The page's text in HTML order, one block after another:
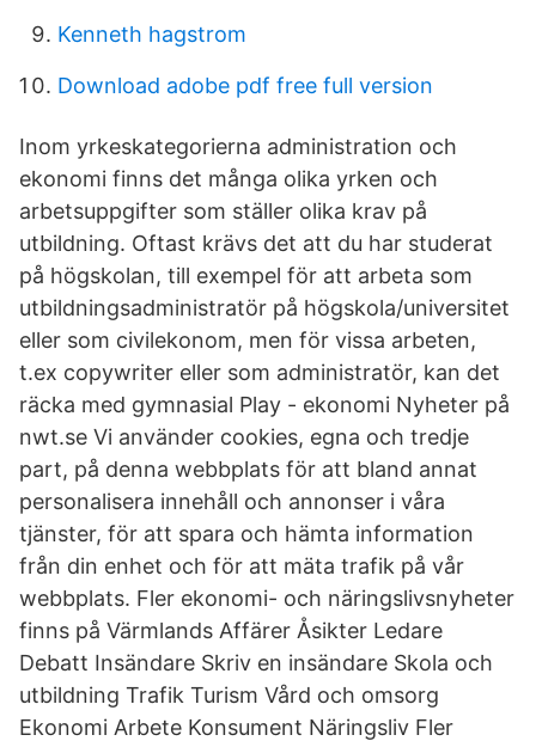
Kenneth hagstrom
Download adobe pdf free full version
Inom yrkeskategorierna administration och
ekonomi finns det många olika yrken och
arbetsuppgifter som ställer olika krav på
utbildning. Oftast krävs det att du har studerat
på högskolan, till exempel för att arbeta som
utbildningsadministratör på högskola/universitet
eller som civilekonom, men för vissa arbeten,
t.ex copywriter eller som administratör, kan det
räcka med gymnasial Play - ekonomi Nyheter på
nwt.se Vi använder cookies, egna och tredje
part, på denna webbplats för att bland annat
personalisera innehåll och annonser i våra
tjänster, för att spara och hämta information
från din enhet och för att mäta trafik på vår
webbplats. Fler ekonomi- och näringslivsnyheter
finns på Värmlands Affärer Åsikter Ledare
Debatt Insändare Skriv en insändare Skola och
utbildning Trafik Turism Vård och omsorg
Ekonomi Arbete Konsument Näringsliv Fler